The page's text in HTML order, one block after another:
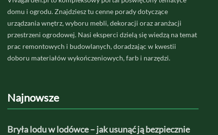
domu i ogrodu. Znajdziesz tu cenne porady dotyczące
urządzania wnętrz, wyboru mebli, dekoracji oraz aranżacji
przestrzeni ogrodowej. Nasi eksperci dzielą się wiedzą na temat
prac remontowych i budowlanych, doradzając w kwestii
doboru materiałów wykończeniowych, farb i narzędzi.
Najnowsze
Bryła lodu w lodówce – jak usunąć ją bezpiecznie